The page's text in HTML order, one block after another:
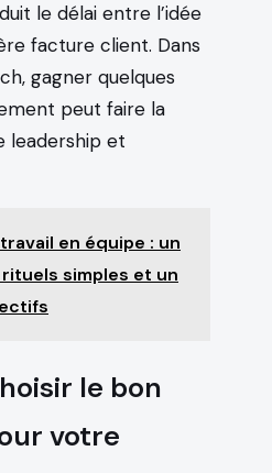
le délai entre l’idée
facture client. Dans
gagner quelques
peut faire la
leadership et
en équipe : un
simples et un
le bon
votre